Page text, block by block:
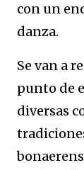
con un
danza.
Se van a
punto de
diversas